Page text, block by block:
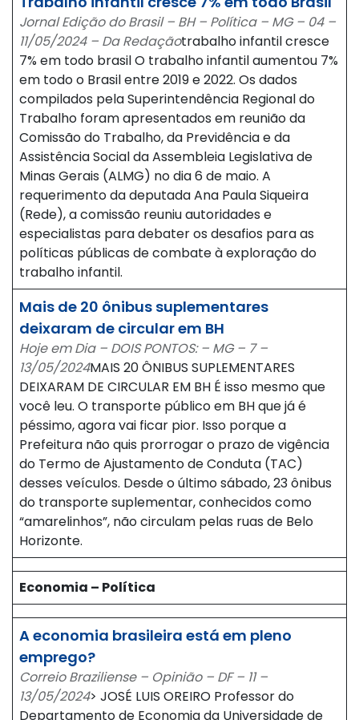
Jornal Edição do Brasil – BH – Política – MG – 04 –
11/05/2024 – Da Redaçãotrabalho infantil cresce
7% em todo brasil O trabalho infantil aumentou 7%
em todo o Brasil entre 2019 e 2022. Os dados
compilados pela Superintendência Regional do
Trabalho foram apresentados em reunião da
Comissão do Trabalho, da Previdência e da
Assistência Social da Assembleia Legislativa de
Minas Gerais (ALMG) no dia 6 de maio. A
requerimento da deputada Ana Paula Siqueira
(Rede), a comissão reuniu autoridades e
especialistas para debater os desafios para as
políticas públicas de combate à exploração do
trabalho infantil.
Mais de 20 ônibus suplementares
deixaram de circular em BH
Hoje em Dia – DOIS PONTOS: – MG – 7 –
13/05/2024MAIS 20 ÔNIBUS SUPLEMENTARES
DEIXARAM DE CIRCULAR EM BH É isso mesmo que
você leu. O transporte público em BH que já é
péssimo, agora vai ficar pior. Isso porque a
Prefeitura não quis prorrogar o prazo de vigência
do Termo de Ajustamento de Conduta (TAC)
desses veículos. Desde o último sábado, 23 ônibus
do transporte suplementar, conhecidos como
“amarelinhos”, não circulam pelas ruas de Belo
Horizonte.
Economia – Política
A economia brasileira está em pleno
emprego?
Correio Braziliense – Opinião – DF – 11 –
13/05/2024> JOSÉ LUIS OREIRO Professor do
Departamento de Economia da Universidade de